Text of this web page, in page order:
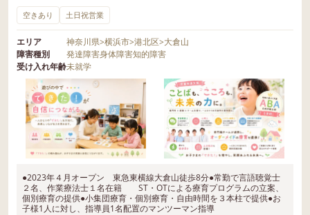
空きあり 土日祝営業
エリア 神奈川県>横浜市>港北区>大倉山
障害種別
発達障害身体障害知的障害
受け入れ年齢未就学
●2023年４月オープン 東急東横線大倉山徒歩8分●常勤で言語聴覚士
２名、作業療法士１名在籍 ST・OTによる療育プログラムの立案、
個別療育の提供●小集団療育・個別療育・自由時間を３本柱で提供●お
子様1人に対し、指導員1名配置のマンツーマン指導